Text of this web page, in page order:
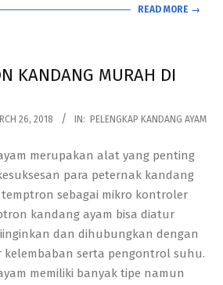
READ MORE →
KANDANG MURAH DI
26, 2018 IN:
PELENGKAP KANDANG AYAM
merupakan alat yang penting
para peternak kandang
sebagai mikro kontroler
kandang ayam bisa diatur
dan dihubungkan dengan
kelembaban serta pengontrol suhu.
memiliki banyak tipe namun